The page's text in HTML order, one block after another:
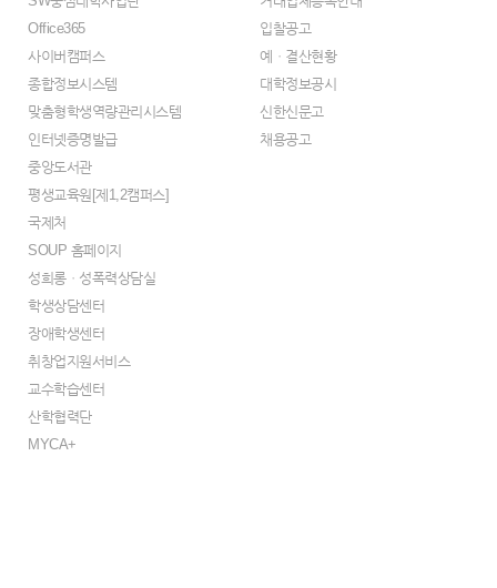
Office365
사이버캠퍼스
종합정보시스템
맞춤형학생역량관리시스템
인터넷증명발급
중앙도서관
평생교육원[제1,2캠퍼스]
국제처
SOUP 홈페이지
성희롱ㆍ성폭력상담실
학생상담센터
장애학생센터
취창업지원서비스
교수학습센터
산학협력단
MYCA+
입찰공고
예ㆍ결산현황
대학정보공시
신한신문고
채용공고